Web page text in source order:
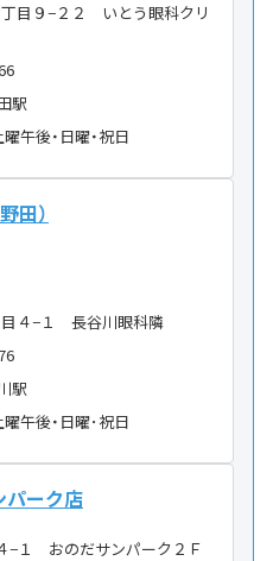
目９−２２ いとう眼科クリ
駅
午後・日曜・祝日
田）
目４−１ 長谷川眼科隣
駅
午後・日曜･祝日
ーク店
−１ おのだサンパーク２Ｆ